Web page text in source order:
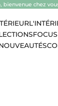
bienvenue chez